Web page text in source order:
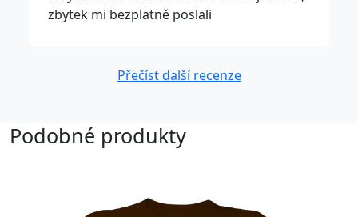
zbytek mi bezplatně poslali
Přečíst další recenze
Podobné produkty